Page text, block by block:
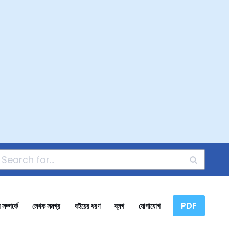
লেখক সমগ্র বইয়ের ধরণ ব্লগ যোগাযোগ PDF